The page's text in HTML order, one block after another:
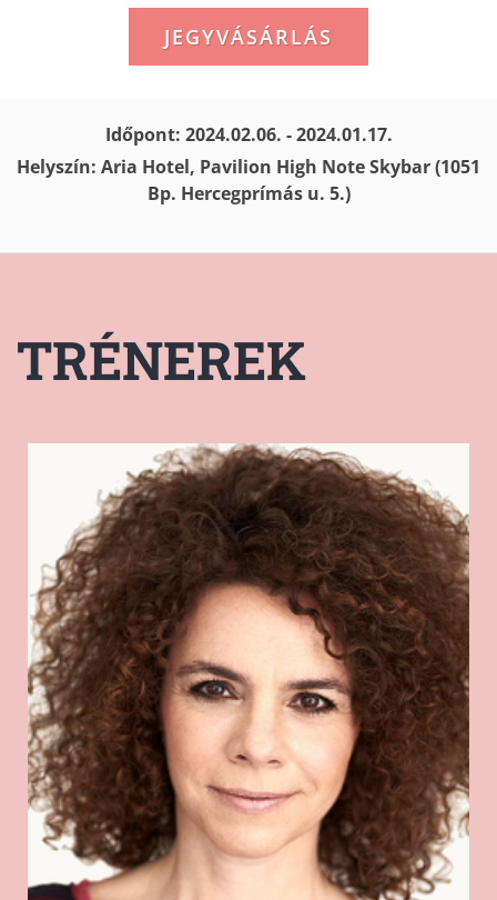
JEGYVÁSÁRLÁS
Időpont: 2024.02.06. - 2024.01.17.
Helyszín: Aria Hotel, Pavilion High Note Skybar (1051
Bp. Hercegprímás u. 5.)
TRÉNEREK